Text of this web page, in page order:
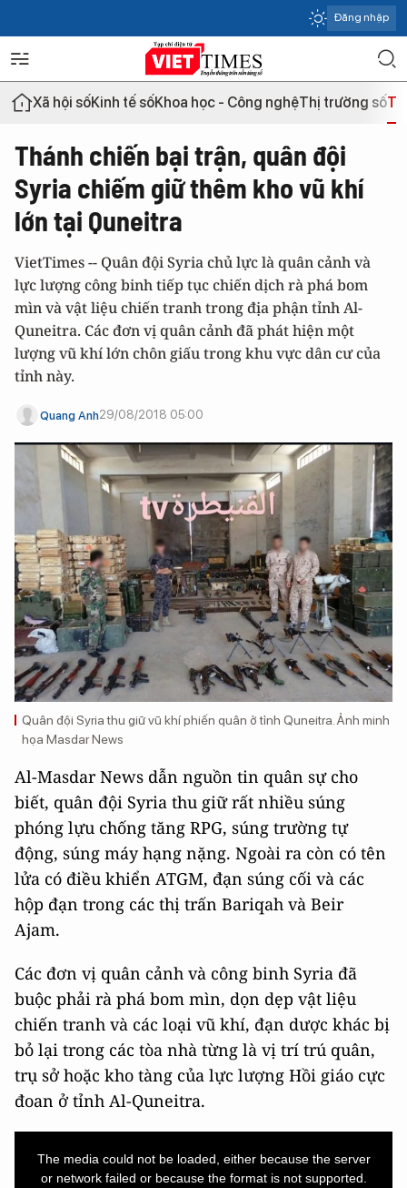
Đăng nhập
Xã hội sốKinh tế sốKhoa học - Công nghệThị trường số
Thánh chiến bại trận, quân đội
Syria chiếm giữ thêm kho vũ khí
lớn tại Quneitra
VietTimes -- Quân đội Syria chủ lực là quân cảnh và
lực lượng công binh tiếp tục chiến dịch rà phá bom
mìn và vật liệu chiến tranh trong địa phận tỉnh Al-
Quneitra. Các đơn vị quân cảnh đã phát hiện một
lượng vũ khí lớn chôn giấu trong khu vực dân cư của
tỉnh này.
Quang Anh29/08/2018 05:00
Quân đội Syria thu giữ vũ khí phiến quân ở tỉnh Quneitra. Ảnh minh
họa Masdar News
Al-Masdar News dẫn nguồn tin quân sự cho
biết, quân đội Syria thu giữ rất nhiều súng
phóng lựu chống tăng RPG, súng trường tự
động, súng máy hạng nặng. Ngoài ra còn có tên
lửa có điều khiển ATGM, đạn súng cối và các
hộp đạn trong các thị trấn Bariqah và Beir
Ajam.
Các đơn vị quân cảnh và công binh Syria đã
buộc phải rà phá bom mìn, dọn dẹp vật liệu
chiến tranh và các loại vũ khí, đạn dược khác bị
bỏ lại trong các tòa nhà từng là vị trí trú quân,
trụ sở hoặc kho tàng của lực lượng Hồi giáo cực
đoan ở tỉnh Al-Quneitra.
The media could not be loaded, either because the server
or network failed or because the format is not supported.